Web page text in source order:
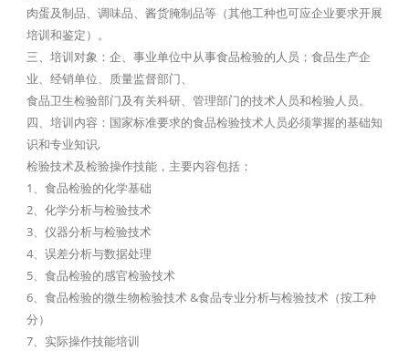
肉蛋及制品、调味品、酱货腌制品等（其他工种也可应企业要求开展
培训和鉴定）。
三、培训对象：企、事业单位中从事食品检验的人员；食品生产企
业、经销单位、质量监督部门、
食品卫生检验部门及有关科研、管理部门的技术人员和检验人员。
四、培训内容：国家标准要求的食品检验技术人员必须掌握的基础知
识和专业知识,
检验技术及检验操作技能，主要内容包括：
1、食品检验的化学基础
2、化学分析与检验技术
3、仪器分析与检验技术
4、误差分析与数据处理
5、食品检验的感官检验技术
6、食品检验的微生物检验技术 &食品专业分析与检验技术（按工种
分）
7、实际操作技能培训